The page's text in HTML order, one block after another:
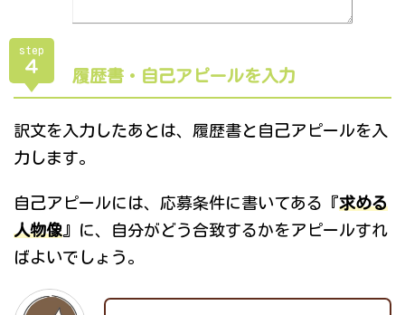
step
４
履歴書・自己アピールを入力
訳文を入力したあとは、履歴書と自己アピールを入
力します。
自己アピールには、応募条件に書いてある『求める
人物像 』に、自分がどう合致するかをアピールすれ
ばよいでしょう。